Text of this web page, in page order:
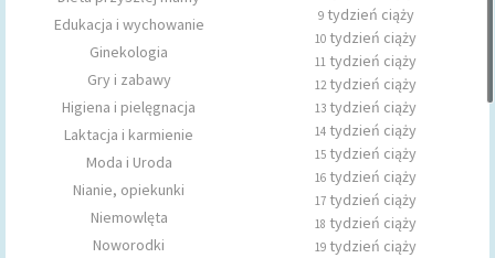
Edukacja i wychowanie
Ginekologia
Gry i zabawy
Higiena i pielęgnacja
Laktacja i karmienie
Moda i Uroda
Nianie, opiekunki
Niemowlęta
Noworodki
9tydzień ciąży
10 tydzień ciąży
11 tydzień ciąży
12tydzień ciąży
13 tydzień ciąży
14 tydzień ciąży
15 tydzień ciąży
16 tydzień ciąży
17 tydzień ciąży
18 tydzień ciąży
19 tydzień ciąży